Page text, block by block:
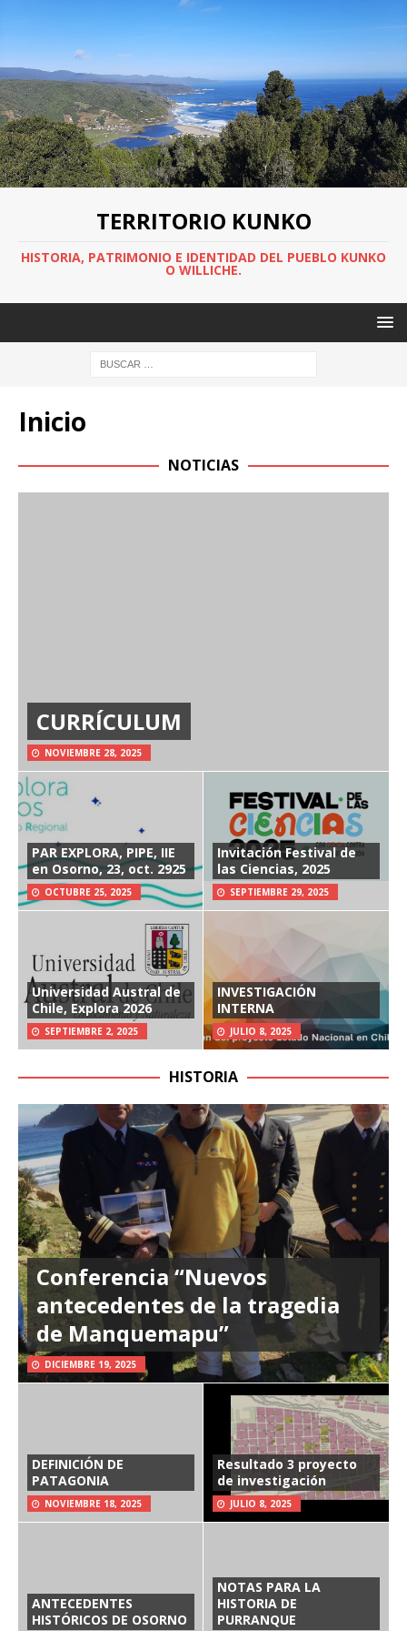
TERRITORIO KUNKO
HISTORIA, PATRIMONIO E IDENTIDAD DEL PUEBLO KUNKO
O WILLICHE.
Inicio
NOTICIAS
CURRÍCULUM
NOVIEMBRE 28, 2025
PAR EXPLORA, PIPE, IIE
en Osorno, 23, oct. 2925
OCTUBRE 25, 2025
Invitación Festival de
las Ciencias, 2025
SEPTIEMBRE 29, 2025
Universidad Austral de
Chile, Explora 2026
SEPTIEMBRE 2, 2025
INVESTIGACIÓN
INTERNA
JULIO 8, 2025
HISTORIA
Conferencia “Nuevos
antecedentes de la tragedia
de Manquemapu”
DICIEMBRE 19, 2025
DEFINICIÓN DE
PATAGONIA
NOVIEMBRE 18, 2025
Resultado 3 proyecto
de investigación
JULIO 8, 2025
ANTECEDENTES
HISTÓRICOS DE OSORNO
NOTAS PARA LA
HISTORIA DE
PURRANQUE